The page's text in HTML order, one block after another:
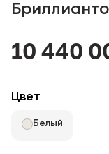
10 440
Цвет
Белый